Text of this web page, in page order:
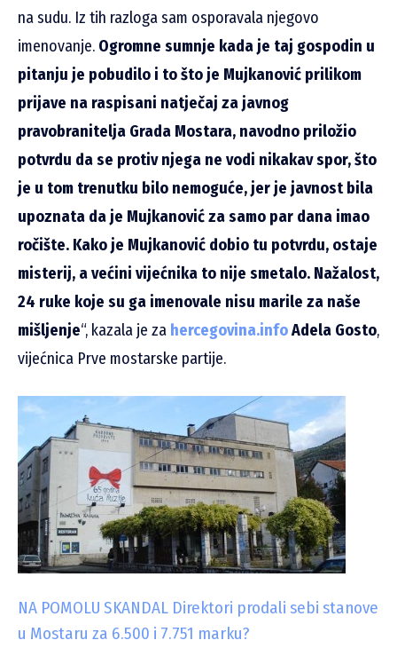
na sudu. Iz tih razloga sam osporavala njegovo
imenovanje. Ogromne sumnje kada je taj gospodin u
pitanju je pobudilo i to što je Mujkanović prilikom
prijave na raspisani natječaj za javnog
pravobranitelja Grada Mostara, navodno priložio
potvrdu da se protiv njega ne vodi nikakav spor, što
je u tom trenutku bilo nemoguće, jer je javnost bila
upoznata da je Mujkanović za samo par dana imao
ročište. Kako je Mujkanović dobio tu potvrdu, ostaje
misterij, a većini vijećnika to nije smetalo. Nažalost,
24 ruke koje su ga imenovale nisu marile za naše
mišljenje“, kazala je za hercegovina.infoAdela Gosto,
vijećnica Prve mostarske partije.
NA POMOLU SKANDAL Direktori prodali sebi stanove
u Mostaru za 6.500 i 7.751 marku?